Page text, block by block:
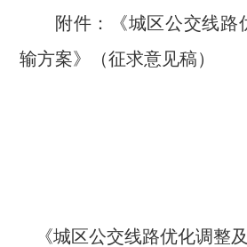
附件：《城区公交线
输方案》（征求意见稿）
《城区公交线路优化调整